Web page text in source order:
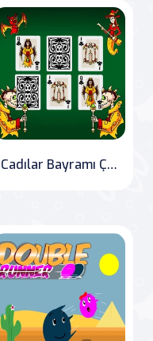
Cadılar Bayramı Çılgın Maç